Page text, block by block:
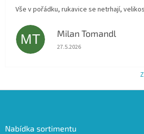
Vše v pořádku, rukavice se netrhají,
MT Milan Tomandl
Hodnocení obchodu je 5 z 5
27.5.2026
Nabídka sortimentu